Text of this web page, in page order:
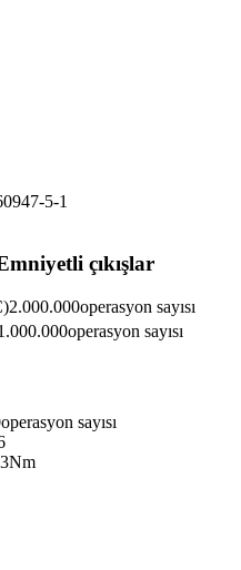
5-1
çıkışlar
2.000.000operasyon sayısı
operasyon sayısı
operasyon sayısı
Nm